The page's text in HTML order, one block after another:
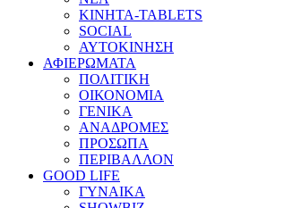
ΚΙΝΗΤΑ-TABLETS
SOCIAL
ΑΥΤΟΚΙΝΗΣΗ
ΑΦΙΕΡΩΜΑΤΑ
ΠΟΛΙΤΙΚΗ
ΟΙΚΟΝΟΜΙΑ
ΓΕΝΙΚΑ
ΑΝΑΔΡΟΜΕΣ
ΠΡΟΣΩΠΑ
ΠΕΡΙΒΑΛΛΟΝ
GOOD LIFE
ΓΥΝΑΙΚΑ